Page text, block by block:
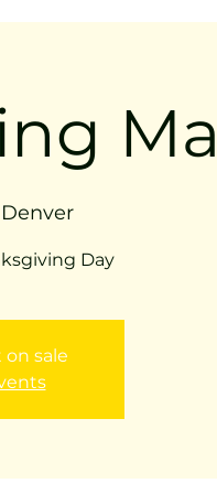
Denver
Day
on sale